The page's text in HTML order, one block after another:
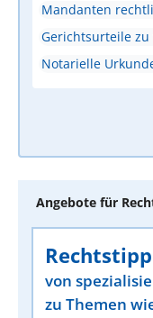
Mandanten
Gerichtsurteile zu
Notarielle
Angebote für
von
zu Themen